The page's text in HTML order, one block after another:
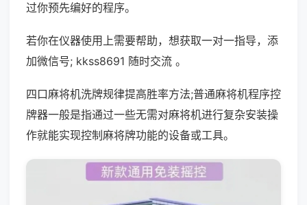
过你预先编好的程序。
若你在仪器使用上需要帮助，想获取一对一指导，添
加微信号; kkss8691 随时交流 。
四口麻将机洗牌规律提高胜率方法;普通麻将机程序控
牌器一般是指通过一些无需对麻将机进行复杂安装操
作就能实现控制麻将牌功能的设备或工具。